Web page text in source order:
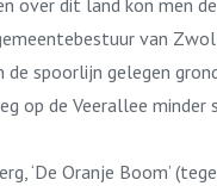
over dit land kon men
van
spoorlijn gelegen
op de Veerallee minder
‘De Oranje Boom’